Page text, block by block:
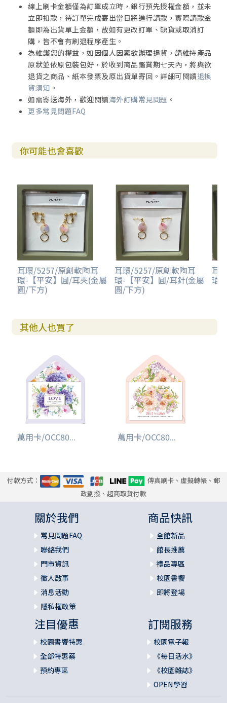
線上刷卡金額僅為訂單成立時，銀行預先授權金額，並未
立即扣款，待訂單完成寄出當日將進行請款，實際請款金
額即為出貨單上金額，故如有更改訂單、缺貨或取消訂
購，皆不會有刷退程序產生。
為維護您的權益，如因個人因素欲辦理退貨，請維持產品
原狀並依原包裝包好，於收到商品鑑賞期七天內，將與欲
退貨之商品、紙本發票及原出貨單寄回。詳細可閱讀退換
貨須知 。
如需寄送海外，歡迎閱讀海外訂購常見問題 。
更多常見問題FAQ
你可能也會喜歡
耳環/5257/原創軟陶耳
環-【平安】圓/耳夾(金屬
圓/下方)
耳環/5257/原創軟陶耳
環-【平安】圓/耳針(金屬
圓/下方)
耳
環-
其他人也買了
萬用卡/OCC80... 萬用卡/OCC80...
付款方式：
傳真刷卡、虛擬轉帳、郵
政劃撥、超商取貨付款
關於我們
常見問題FAQ
聯絡我們
門市資訊
徵人啟事
消息活動
隱私權政策
商品快訊
全館新品
館長推薦
禮品專區
校園書饗
即將登場
注目優惠
校園書饗特惠
全部特惠案
預約專區
訂閱服務
校園電子報
《每日活水》
《校園雜誌》
OPEN學習